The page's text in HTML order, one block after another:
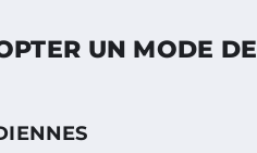
UN MODE DE